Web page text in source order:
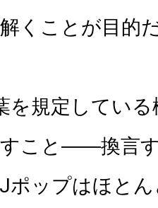
くことが目的
を規定してい
こと――換言
ポップはほと